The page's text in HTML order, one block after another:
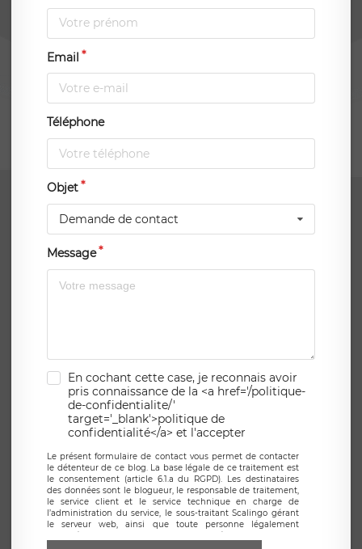
Email
Téléphone
Objet
Demande de contact
Message
En cochant cette case, je reconnais avoir
pris connaissance de la <a href='/politique-
de-confidentialite/'
target='_blank'>politique de
confidentialité</a> et l'accepter
Le présent formulaire de contact vous permet de contacter
le détenteur de ce blog. La base légale de ce traitement est
le consentement (article 6.1.a du RGPD). Les destinataires
des données sont le blogueur, le responsable de traitement,
le service client et le service technique en charge de
l’administration du service, le sous-traitant Scalingo gérant
le serveur web, ainsi que toute personne légalement
autorisée. Le formulaire de contact à destination du